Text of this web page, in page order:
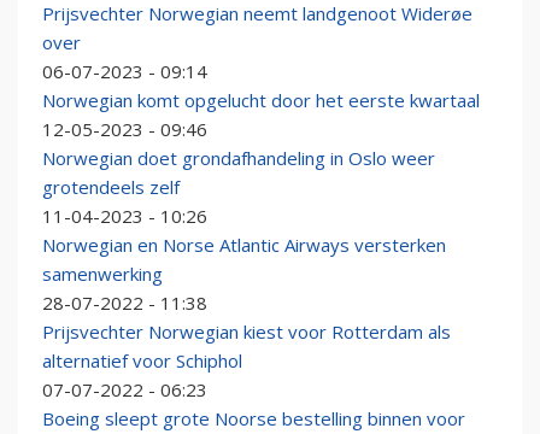
Prijsvechter Norwegian neemt landgenoot Widerøe
over
06-07-2023 - 09:14
Norwegian komt opgelucht door het eerste kwartaal
12-05-2023 - 09:46
Norwegian doet grondafhandeling in Oslo weer
grotendeels zelf
11-04-2023 - 10:26
Norwegian en Norse Atlantic Airways versterken
samenwerking
28-07-2022 - 11:38
Prijsvechter Norwegian kiest voor Rotterdam als
alternatief voor Schiphol
07-07-2022 - 06:23
Boeing sleept grote Noorse bestelling binnen voor